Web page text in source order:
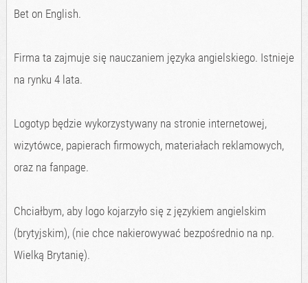
Bet on English.
Firma ta zajmuje się nauczaniem języka angielskiego. Istnieje
na rynku 4 lata.
Logotyp będzie wykorzystywany na stronie internetowej,
wizytówce, papierach firmowych, materiałach reklamowych,
oraz na fanpage.
Chciałbym, aby logo kojarzyło się z językiem angielskim
(brytyjskim), (nie chce nakierowywać bezpośrednio na np.
Wielką Brytanię).